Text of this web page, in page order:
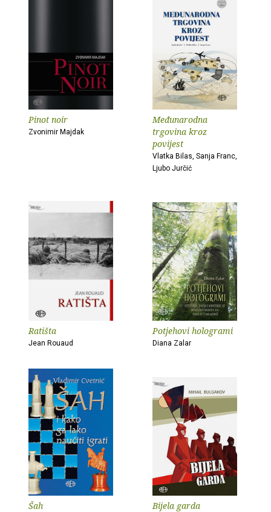
Pinot noir
Zvonimir Majdak
Međunarodna
trgovina kroz
povijest
Vlatka Bilas, Sanja Franc,
Ljubo Jurčić
Ratišta
Jean Rouaud
Potjehovi hologrami
Diana Zalar
Šah Bijela garda